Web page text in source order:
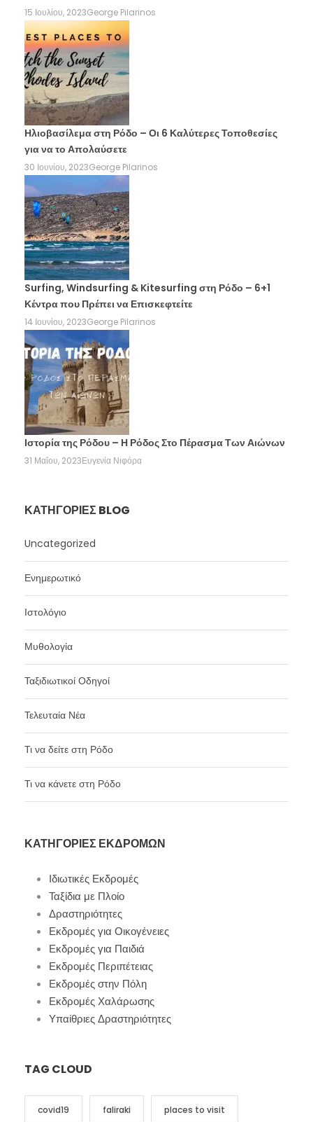
15 Ιουλίου, 2023George Pilarinos
Ηλιοβασίλεμα στη Ρόδο – Οι 6 Καλύτερες Τοποθεσίες
για να το Απολαύσετε
30 Ιουνίου, 2023George Pilarinos
Surfing, Windsurfing & Kitesurfing στη Ρόδο – 6+1
Κέντρα που Πρέπει να Επισκεφτείτε
14 Ιουνίου, 2023George Pilarinos
Ιστορία της Ρόδου – Η Ρόδος Στο Πέρασμα Των Αιώνων
31 Μαΐου, 2023Ευγενία Νιφόρα
ΚΑΤΗΓΟΡΊΕΣ BLOG
Uncategorized
Ενημερωτικό
Ιστολόγιο
Μυθολογία
Ταξιδιωτικοί Οδηγοί
Τελευταία Νέα
Τι να δείτε στη Ρόδο
Τι να κάνετε στη Ρόδο
ΚΑΤΗΓΟΡΊΕΣ ΕΚΔΡΟΜΏΝ
Ιδιωτικές Εκδρομές
Ταξίδια με Πλοίο
Δραστηριότητες
Εκδρομές για Οικογένειες
Εκδρομές για Παιδιά
Εκδρομές Περιπέτειας
Εκδρομές στην Πόλη
Εκδρομές Χαλάρωσης
Υπαίθριες Δραστηριότητες
TAG CLOUD
covid19 faliraki places to visit